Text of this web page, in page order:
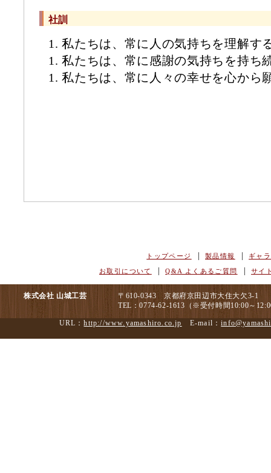
社訓
1. 私たちは、常に人の気持ちを理解す
1. 私たちは、常に感謝の気持ちを持ち
1. 私たちは、常に人々の幸せを心から
トップページ 製品情報 ギャ
お取引について Q&A よくあるご質問 サイ
株式会社 山城工芸
〒610-0343 京都府京田辺市大住大欠3-1
TEL：0774-62-1613（※受付時間10:00～
URL：http://www.yamashiro.co.jp E-mail：